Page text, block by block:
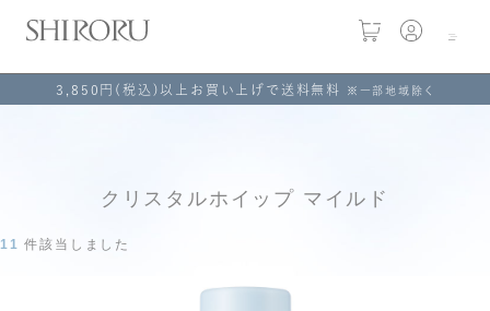
3,850円(税込)以上お買い上げで送料無料 ※一部地域除く
クリスタルホイップ マイルド
11件該当しました